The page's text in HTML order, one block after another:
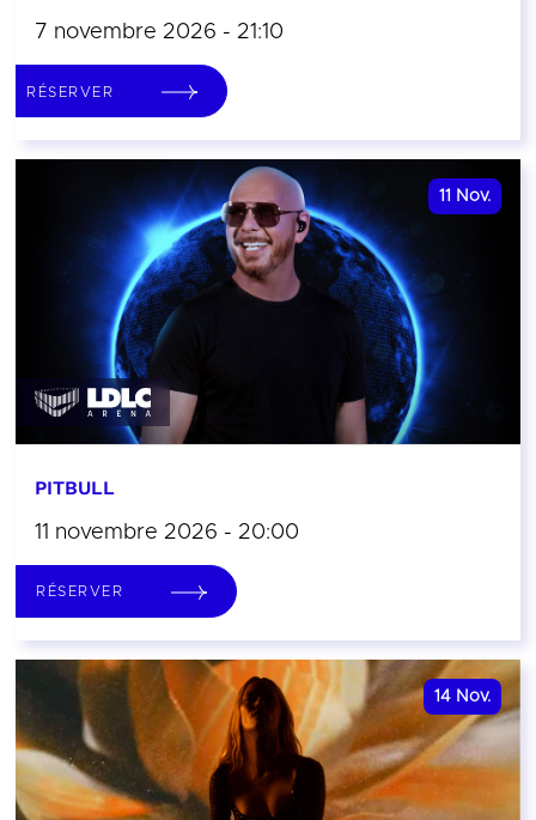
7 novembre 2026 - 21:10
RÉSERVER
11 Nov.
PITBULL
11 novembre 2026 - 20:00
RÉSERVER
14 Nov.